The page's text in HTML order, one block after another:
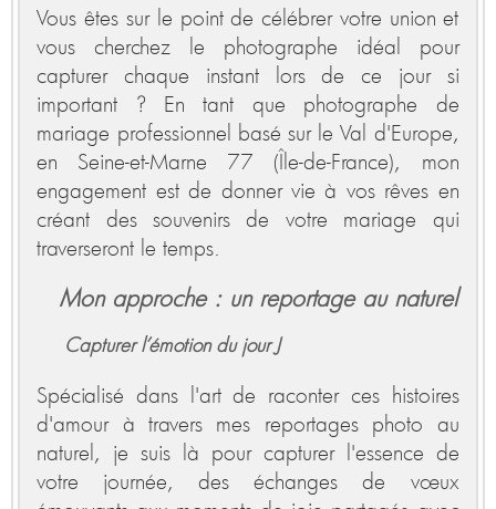
Vous êtes sur le point de célébrer votre union et
vous cherchez le photographe idéal pour
capturer chaque instant lors de ce jour si
important ? En tant que photographe de
mariage professionnel basé sur le Val d'Europe,
en Seine-et-Marne 77 (Île-de-France), mon
engagement est de donner vie à vos rêves en
créant des souvenirs de votre mariage qui
traverseront le temps.
Mon approche : un reportage au naturel
Capturer l’émotion du jour J
Spécialisé dans l'art de raconter ces histoires
d'amour à travers mes reportages photo au
naturel, je suis là pour capturer l'essence de
votre journée, des échanges de vœux